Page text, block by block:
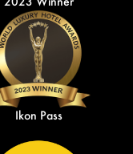
Ikon Pass